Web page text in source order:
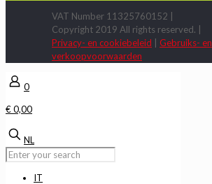
VAT Number 11325760152 |
Copyright 2019 All rights reserved. |
Privacy- en cookiebeleid
Gebruiks- en
verkoopvoorwaarden
0
€ 0,00
NL
IT